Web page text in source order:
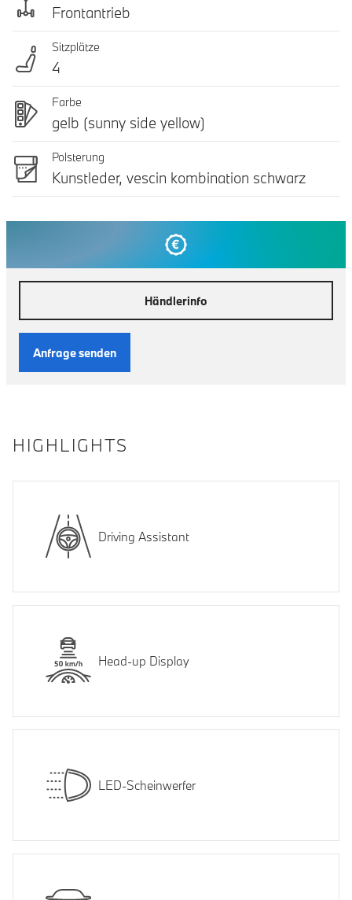
Frontantrieb
Sitzplätze
4
Farbe
gelb (sunny side yellow)
Polsterung
Kunstleder, vescin kombination schwarz
Händlerinfo
Anfrage senden
HIGHLIGHTS
Driving Assistant
Head-up Display
LED-Scheinwerfer